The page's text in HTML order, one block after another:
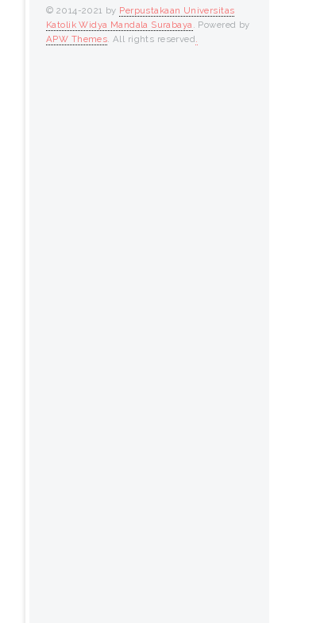
© 2014-2021 by Perpustakaan Universitas
Katolik Widya Mandala Surabaya . Powered by
APW Themes. All rights reserved.